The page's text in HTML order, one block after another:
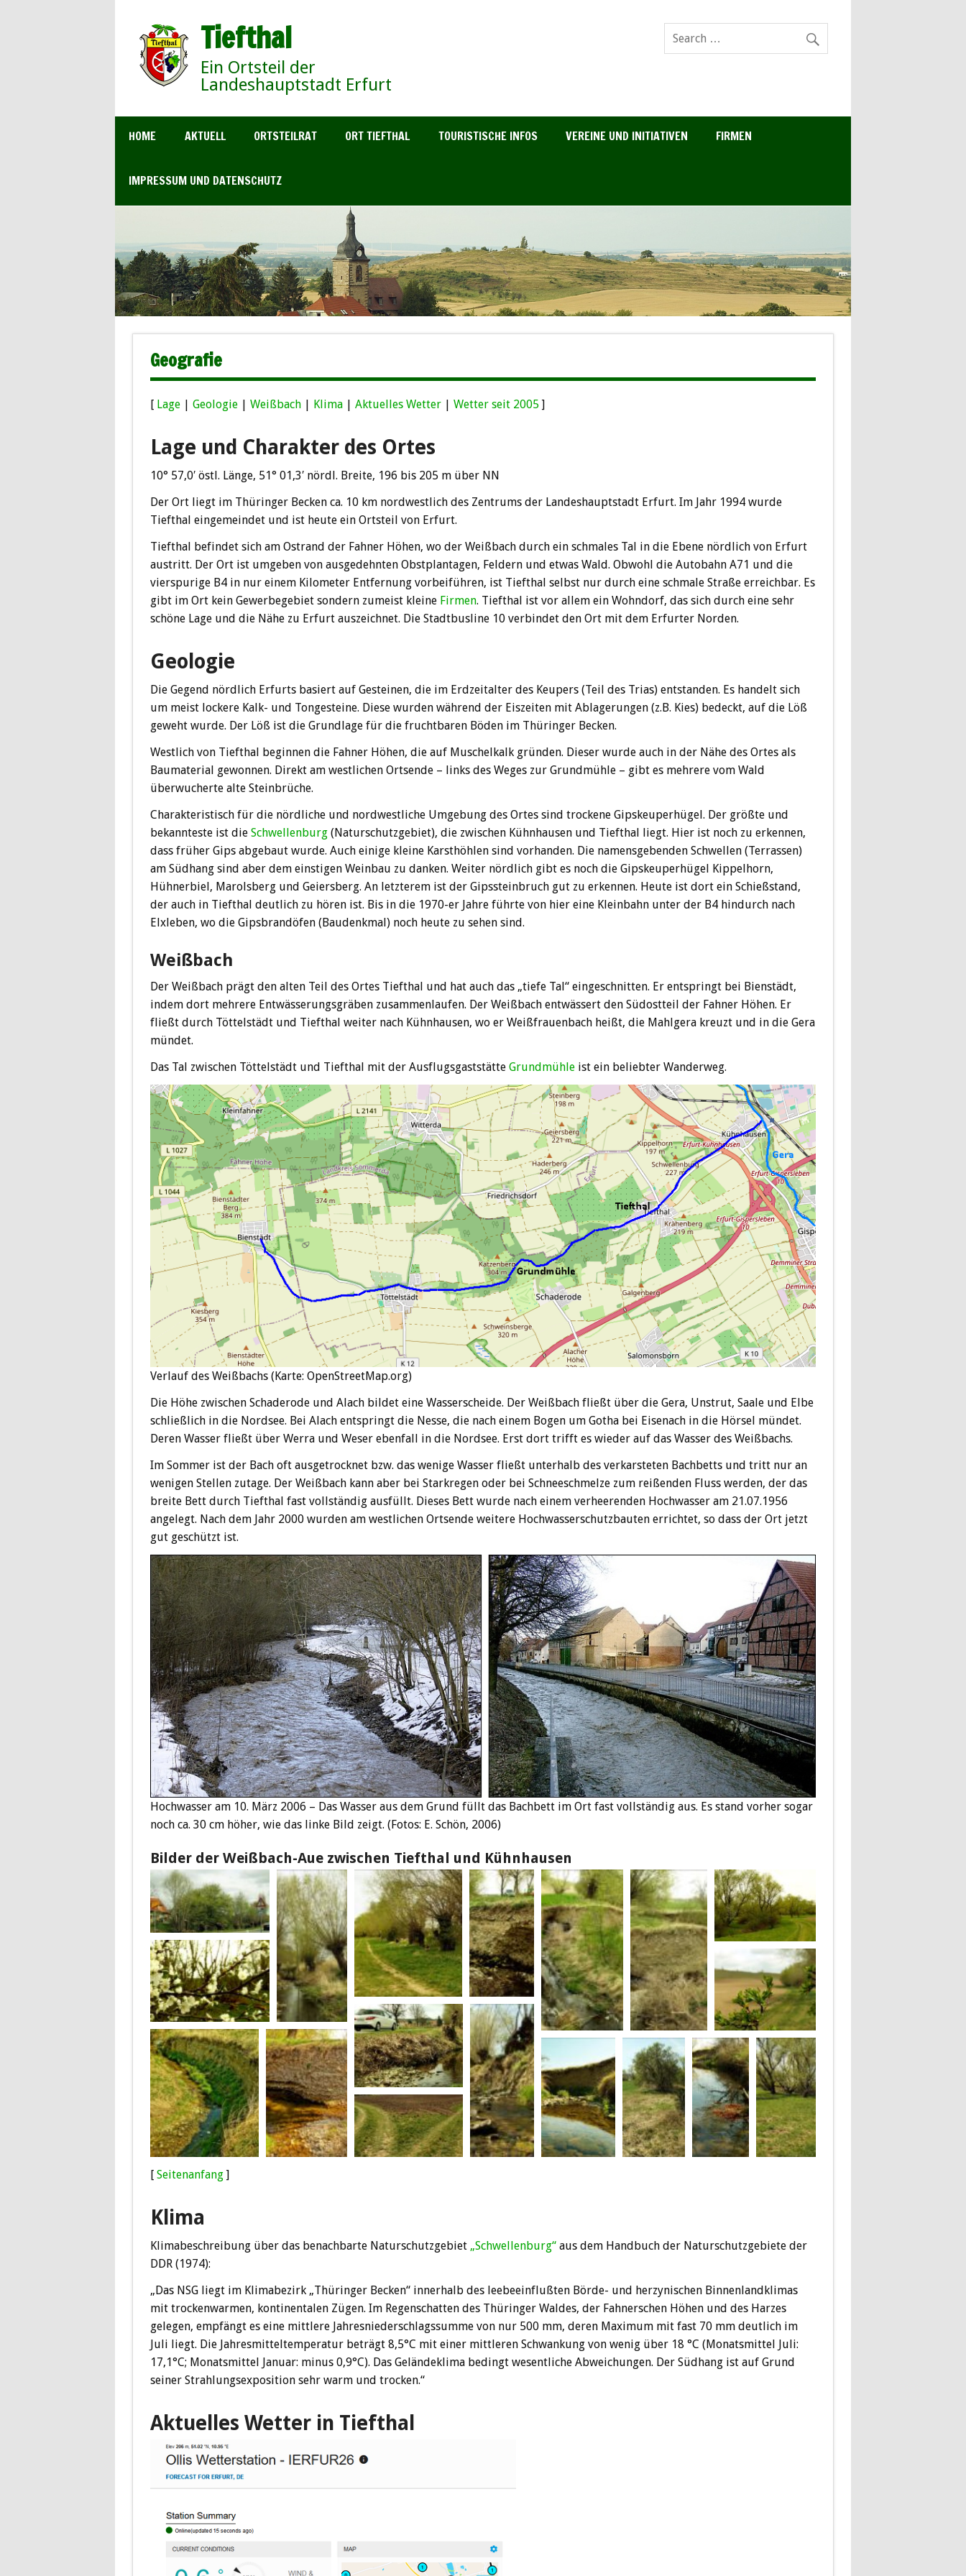
Tiefthal
Ein Ortsteil der
Landeshauptstadt Erfurt
HOME AKTUELL ORTSTEILRAT ORT TIEFTHAL TOURISTISCHE INFOS VEREINE UND INITIATIVEN FIRMEN
IMPRESSUM UND DATENSCHUTZ
Geografie
[ Lage Geologie Weißbach Klima Aktuelles Wetter Wetter seit 2005 ]
Lage und Charakter des Ortes
10° 57,0′ östl. Länge, 51° 01,3′ nördl. Breite, 196 bis 205 m über NN
Der Ort liegt im Thüringer Becken ca. 10 km nordwestlich des Zentrums der Landeshauptstadt Erfurt. Im Jahr 1994 wurde
Tiefthal eingemeindet und ist heute ein Ortsteil von Erfurt.
Tiefthal befindet sich am Ostrand der Fahner Höhen, wo der Weißbach durch ein schmales Tal in die Ebene nördlich von Erfurt
austritt. Der Ort ist umgeben von ausgedehnten Obstplantagen, Feldern und etwas Wald. Obwohl die Autobahn A71 und die
vierspurige B4 in nur einem Kilometer Entfernung vorbeiführen, ist Tiefthal selbst nur durch eine schmale Straße erreichbar. Es
gibt im Ort kein Gewerbegebiet sondern zumeist kleine Firmen. Tiefthal ist vor allem ein Wohndorf, das sich durch eine sehr
schöne Lage und die Nähe zu Erfurt auszeichnet. Die Stadtbusline 10 verbindet den Ort mit dem Erfurter Norden.
Geologie
Die Gegend nördlich Erfurts basiert auf Gesteinen, die im Erdzeitalter des Keupers (Teil des Trias) entstanden. Es handelt sich
um meist lockere Kalk- und Tongesteine. Diese wurden während der Eiszeiten mit Ablagerungen (z.B. Kies) bedeckt, auf die Löß
geweht wurde. Der Löß ist die Grundlage für die fruchtbaren Böden im Thüringer Becken.
Westlich von Tiefthal beginnen die Fahner Höhen, die auf Muschelkalk gründen. Dieser wurde auch in der Nähe des Ortes als
Baumaterial gewonnen. Direkt am westlichen Ortsende – links des Weges zur Grundmühle – gibt es mehrere vom Wald
überwucherte alte Steinbrüche.
Charakteristisch für die nördliche und nordwestliche Umgebung des Ortes sind trockene Gipskeuperhügel. Der größte und
bekannteste ist die Schwellenburg (Naturschutzgebiet), die zwischen Kühnhausen und Tiefthal liegt. Hier ist noch zu erkennen,
dass früher Gips abgebaut wurde. Auch einige kleine Karsthöhlen sind vorhanden. Die namensgebenden Schwellen (Terrassen)
am Südhang sind aber dem einstigen Weinbau zu danken. Weiter nördlich gibt es noch die Gipskeuperhügel Kippelhorn,
Hühnerbiel, Marolsberg und Geiersberg. An letzterem ist der Gipssteinbruch gut zu erkennen. Heute ist dort ein Schießstand,
der auch in Tiefthal deutlich zu hören ist. Bis in die 1970-er Jahre führte von hier eine Kleinbahn unter der B4 hindurch nach
Elxleben, wo die Gipsbrandöfen (Baudenkmal) noch heute zu sehen sind.
Weißbach
Der Weißbach prägt den alten Teil des Ortes Tiefthal und hat auch das „tiefe Tal“ eingeschnitten. Er entspringt bei Bienstädt,
indem dort mehrere Entwässerungsgräben zusammenlaufen. Der Weißbach entwässert den Südostteil der Fahner Höhen. Er
fließt durch Töttelstädt und Tiefthal weiter nach Kühnhausen, wo er Weißfrauenbach heißt, die Mahlgera kreuzt und in die Gera
mündet.
Das Tal zwischen Töttelstädt und Tiefthal mit der Ausflugsgaststätte Grundmühle ist ein beliebter Wanderweg.
Verlauf des Weißbachs (Karte: OpenStreetMap.org)
Die Höhe zwischen Schaderode und Alach bildet eine Wasserscheide. Der Weißbach fließt über die Gera, Unstrut, Saale und Elbe
schließlich in die Nordsee. Bei Alach entspringt die Nesse, die nach einem Bogen um Gotha bei Eisenach in die Hörsel mündet.
Deren Wasser fließt über Werra und Weser ebenfall in die Nordsee. Erst dort trifft es wieder auf das Wasser des Weißbachs.
Im Sommer ist der Bach oft ausgetrocknet bzw. das wenige Wasser fließt unterhalb des verkarsteten Bachbetts und tritt nur an
wenigen Stellen zutage. Der Weißbach kann aber bei Starkregen oder bei Schneeschmelze zum reißenden Fluss werden, der das
breite Bett durch Tiefthal fast vollständig ausfüllt. Dieses Bett wurde nach einem verheerenden Hochwasser am 21.07.1956
angelegt. Nach dem Jahr 2000 wurden am westlichen Ortsende weitere Hochwasserschutzbauten errichtet, so dass der Ort jetzt
gut geschützt ist.
Hochwasser am 10. März 2006 – Das Wasser aus dem Grund füllt das Bachbett im Ort fast vollständig aus. Es stand vorher sogar
noch ca. 30 cm höher, wie das linke Bild zeigt. (Fotos: E. Schön, 2006)
Bilder der Weißbach-Aue zwischen Tiefthal und Kühnhausen
[ Seitenanfang ]
Klima
Klimabeschreibung über das benachbarte Naturschutzgebiet „Schwellenburg“ aus dem Handbuch der Naturschutzgebiete der
DDR (1974):
„Das NSG liegt im Klimabezirk „Thüringer Becken“ innerhalb des leebeeinflußten Börde- und herzynischen Binnenlandklimas
mit trockenwarmen, kontinentalen Zügen. Im Regenschatten des Thüringer Waldes, der Fahnerschen Höhen und des Harzes
gelegen, empfängt es eine mittlere Jahresniederschlagssumme von nur 500 mm, deren Maximum mit fast 70 mm deutlich im
Juli liegt. Die Jahresmitteltemperatur beträgt 8,5°C mit einer mittleren Schwankung von wenig über 18 °C (Monatsmittel Juli:
17,1°C; Monatsmittel Januar: minus 0,9°C). Das Geländeklima bedingt wesentliche Abweichungen. Der Südhang ist auf Grund
seiner Strahlungsexposition sehr warm und trocken.“
Aktuelles Wetter in Tiefthal